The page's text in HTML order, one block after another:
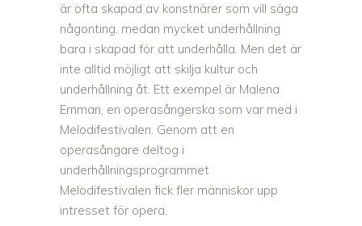
är ofta skapad av konstnärer som vill säga
någonting, medan mycket underhållning
bara i skapad för att underhålla. Men det är
inte alltid möjligt att skilja kultur och
underhållning åt. Ett exempel är Malena
Ernman, en operasångerska som var med i
Melodifestivalen. Genom att en
operasångare deltog i
underhållningsprogrammet
Melodifestivalen fick fler människor upp
intresset för opera.